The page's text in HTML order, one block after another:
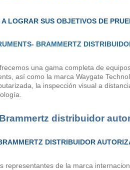
LOGRAR SUS OBJETIVOS DE
BRAMMERTZ
una gama completa de
así como la marca Waygate
la inspección visual a
distribuidor
DISTRIBUIDOR
representantes de la marca